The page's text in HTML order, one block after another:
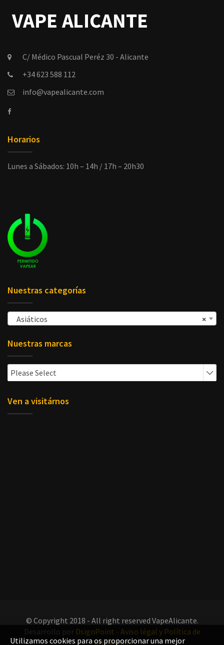
C/ Médico Pascual Peréz 30 - Alicante
+34 623 588 112
info@vapealicante.com
Horarios
Lunes a Sábados: 10h – 14h / 17h – 20h30
Nuestras categorías
×
Asiáticos
Nuestras marcas
Please Select
Ven a visitárnos
© Copyright 2018 - All right reserved VapeAlicante.
Desarrollo por DsignPoint - Aviso légal y Política de
privacidad.
Utilizamos cookies para os proporcionar una mejor